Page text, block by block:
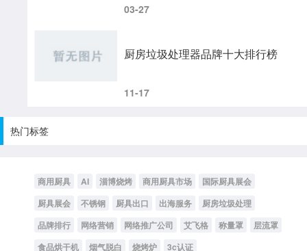
03-27
厨房垃圾处理器品牌十大排行榜
11-17
热门标签
商用厨具 AI 淄博烧烤 商用厨具市场
国际厨具展会
厨具展会
不锈钢 厨具出口 出海服务
厨房垃圾处理
品牌排行
网络营销 网络推广公司 艾飞格 称量罩
层流罩
食品烘干机
烟气脱白 烧烤炉 3c认证